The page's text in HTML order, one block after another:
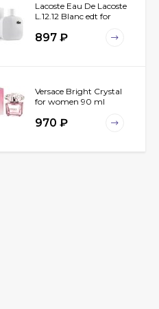
Lacoste Eau De Lacoste
L.12.12 Blanc edt for
897 ₽
Versace Bright Crystal
for women 90 ml
970 ₽